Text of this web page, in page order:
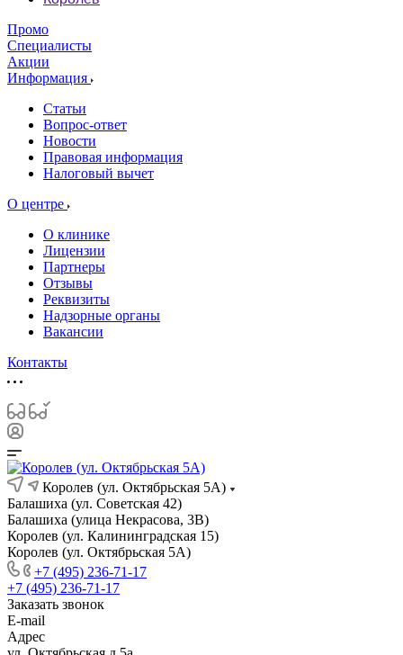
Промо
Специалисты
Акции
Информация
Статьи
Вопрос-ответ
Новости
Правовая информация
Налоговый вычет
О центре
О клинике
Лицензии
Партнеры
Отзывы
Реквизиты
Надзорные органы
Вакансии
Контакты
Королев (ул. Октябрьская 5А)
Балашиха (ул. Советская 42)
Балашиха (улица Некрасова, 3В)
Королев (ул. Калининградская 15)
Королев (ул. Октябрьская 5А)
+7 (495) 236-71-17
+7 (495) 236-71-17
Заказать звонок
E-mail
Адрес